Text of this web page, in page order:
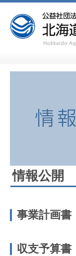
情報公開
事業計画書
収支予算書